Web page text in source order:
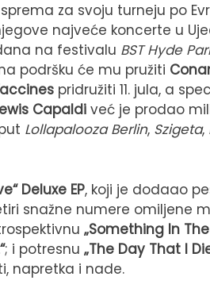
za svoju turneju po
najveće koncerte u
na festivalu BST Hyde
podršku će mu pružiti
pridružiti 11. jula, a
Capaldi već je prodao
Lollapalooza Berlin, Szigeta,
Deluxe EP, koji je dodaao
snažne numere omiljene
„Something In
; i potresnu „The Day That I
napretka i nade.